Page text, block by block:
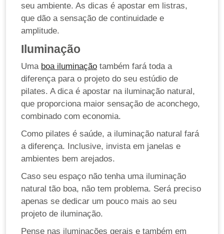
seu ambiente. As dicas é apostar em listras,
que dão a sensação de continuidade e
amplitude.
Iluminação
Uma boa iluminação também fará toda a
diferença para o projeto do seu estúdio de
pilates. A dica é apostar na iluminação natural,
que proporciona maior sensação de aconchego,
combinado com economia.
Como pilates é saúde, a iluminação natural fará
a diferença. Inclusive, invista em janelas e
ambientes bem arejados.
Caso seu espaço não tenha uma iluminação
natural tão boa, não tem problema. Será preciso
apenas se dedicar um pouco mais ao seu
projeto de iluminação.
Pense nas iluminações gerais e também em